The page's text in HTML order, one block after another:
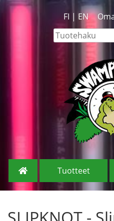
FI | EN
Tuotteet